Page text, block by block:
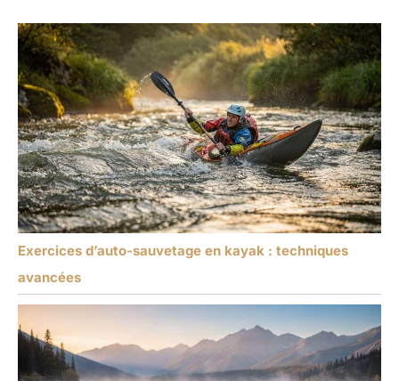
Exercices d’auto-sauvetage en kayak : techniques
avancées